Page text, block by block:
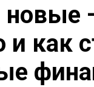
и как